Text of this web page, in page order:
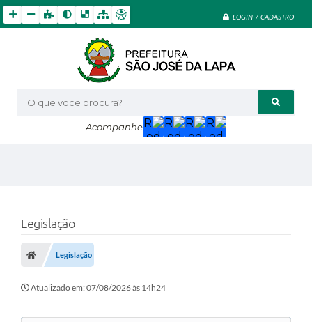
LOGIN / CADASTRO
O que voce procura?
Acompanhe
Legislação
Legislação
Atualizado em: 07/08/2026 às 14h24